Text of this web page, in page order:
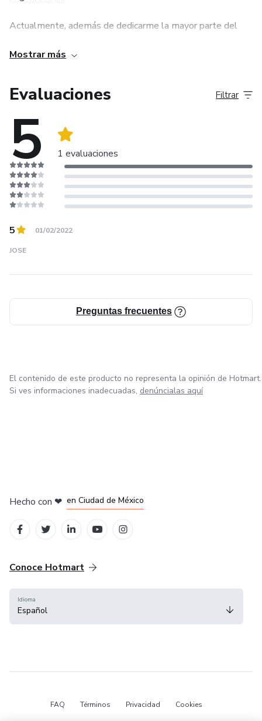
Actualmente, además de dedicarme la mayor parte del
imparto conferencias, talleres sobre bienestar, consciencia
empresas y participo en proyectos de capacitación en
ventas desde una perspectiva humanista además de
colaborar para distintos medios abordando temas diversos
de bienestar organizacional.
Mostrar más
Evaluaciones
5 1 evaluaciones
Filtrar
5 01/02/2022
JOSE
Preguntas frecuentes
El contenido de este producto no representa la opinión de Hotmart.
Si ves informaciones inadecuadas, denúncialas aquí
Hecho con ❤ en Ciudad de México
Conoce Hotmart
Idioma
Español
FAQ Términos Privacidad Cookies